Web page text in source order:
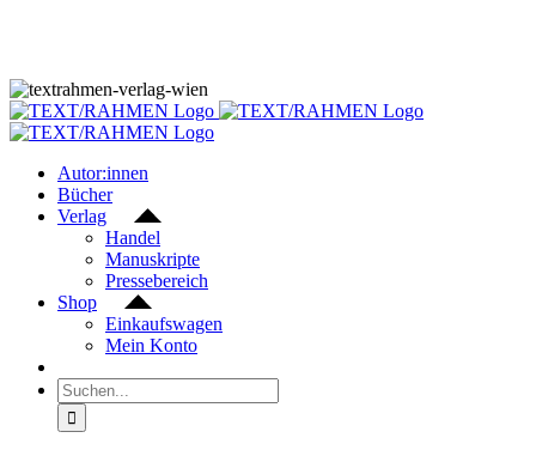
Autor:innen
Bücher
Verlag
Handel
Manuskripte
Pressebereich
Shop
Einkaufswagen
Mein Konto
Suche
nach: